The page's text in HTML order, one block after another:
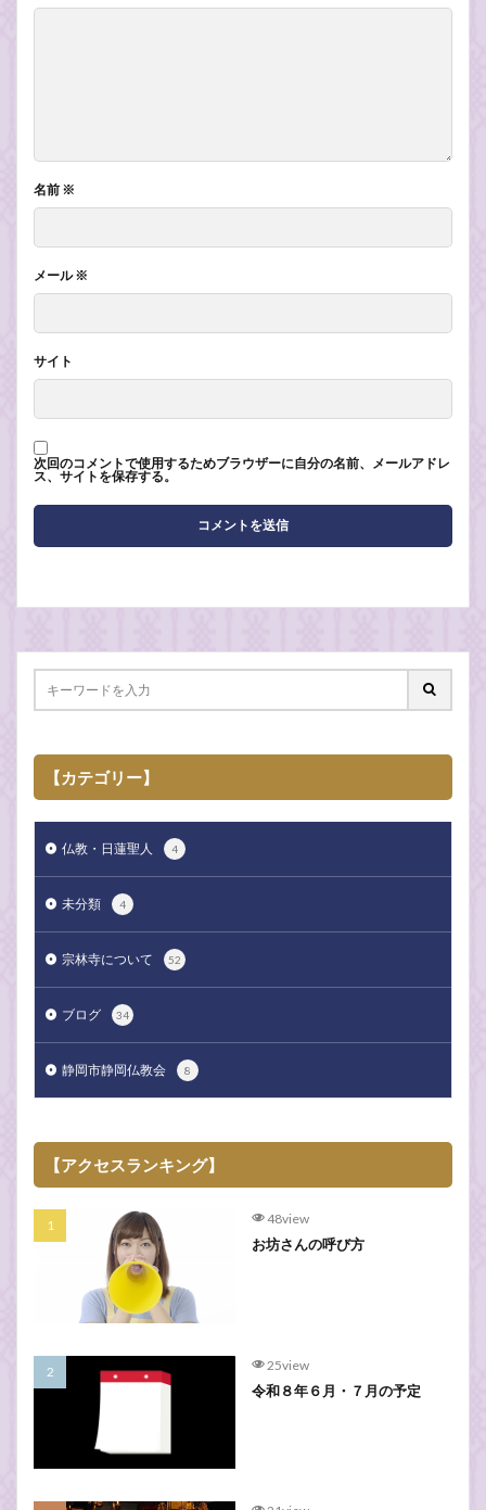
名前 ※
メール※
サイト
次回のコメントで使用するためブラウザーに自分の名前、メールアドレ
ス、サイトを保存する。
【カテゴリー】
仏教・日蓮聖人 4
未分類 4
宗林寺について 52
ブログ 34
静岡市静岡仏教会 8
【アクセスランキング】
48view
お坊さんの呼び方
25view
令和８年６月・７月の予定